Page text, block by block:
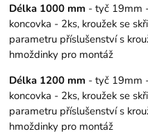
Délka 1000 mm - tyč 19mm
koncovka - 2ks, kroužek se
parametru příslušenství s
hmoždinky pro montáž
Délka 1200 mm - tyč 19mm
koncovka - 2ks, kroužek se
parametru příslušenství s
hmoždinky pro montáž